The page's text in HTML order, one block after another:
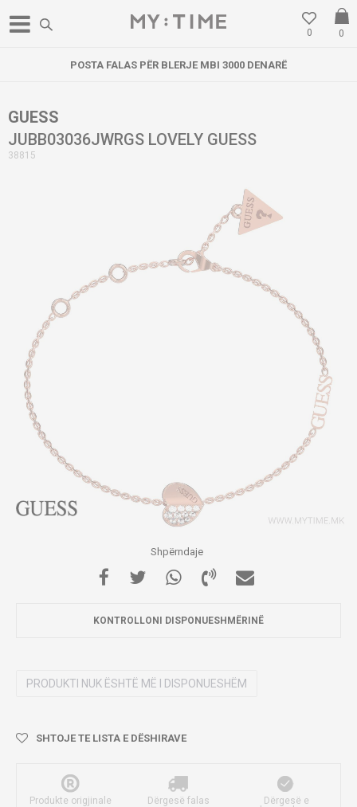
0
0
POSTA FALAS PËR BLERJE MBI 3000 DENARË
GUESS
JUBB03036JWRGS LOVELY GUESS
38815
Shpërndaje
KONTROLLONI DISPONUESHMËRINË
PRODUKTI NUK ËSHTË MË I DISPONUESHËM
SHTOJE TE LISTA E DËSHIRAVE
Produkte origjinale Dërgesë falas
Dërgesë e